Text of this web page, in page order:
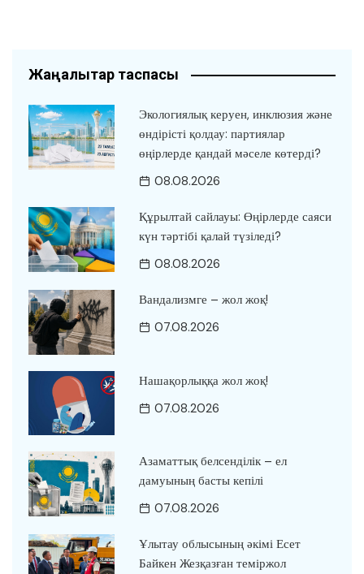
Жаңалықтар таспасы
Экологиялық керуен, инклюзия және
өндірісті қолдау: партиялар
өңірлерде қандай мәселе көтерді?
08.08.2026
Құрылтай сайлауы: Өңірлерде саяси
күн тәртібі қалай түзіледі?
08.08.2026
Вандализмге – жол жоқ!
07.08.2026
Нашақорлыққа жол жоқ!
07.08.2026
Азаматтық белсенділік – ел
дамуының басты кепілі
07.08.2026
Ұлытау облысының әкімі Есет
Байкен Жезқазған теміржол